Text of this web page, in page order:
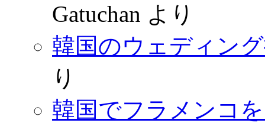
Gatuchan より
韓国のウェディン
り
韓国でフラメンコ